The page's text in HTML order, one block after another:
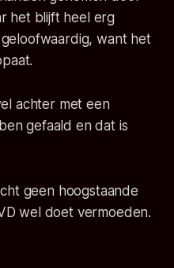
het blijft heel erg
want het
achter met een
gefaald en dat is
geen hoogstaande
wel doet vermoeden.